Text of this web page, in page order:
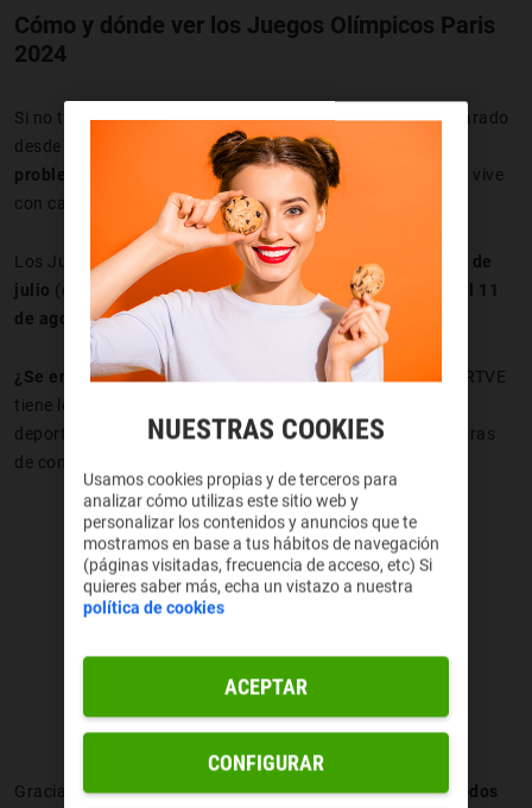
Cómo y dónde ver los Juegos Olímpicos Paris
2024
Si no te quieres perder todo el despliegue que tienen preparado
desde París,
puedes verlo desde tu televisor sin ningún
problema
. No es lo mismo que estar en el estadio, pero se vive
con casi la misma emoción.
Los Juegos Olímpicos Paris 2024arrancan el próximo 26 de
julio (con su gran Ceremonia de Apertura)y terminarán el 11
de agosto, así que tenemos deporte para rato.
¿Se emiten todos los Juegos Olímpicos en abierto?No, RTVE
tiene los derechos para los deportes en los que participen
deportistas españoles, lo que se traducirá en unas 400 horas
de contenido.
Gracias al acuerdo firmado con Warner Bros Discovery,
todos
NUESTRAS COOKIES
Usamos cookies propias y de terceros para
analizar cómo utilizas este sitio web y
personalizar los contenidos y anuncios que te
mostramos en base a tus hábitos de navegación
(páginas visitadas, frecuencia de acceso, etc) Si
quieres saber más, echa un vistazo a nuestra
política de cookies
ACEPTAR
CONFIGURAR